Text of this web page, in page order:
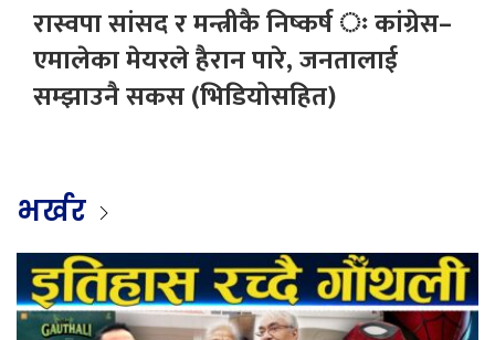
रास्वपा सांसद र मन्त्रीकै निष्कर्ष ः कांग्रेस–
एमालेका मेयरले हैरान पारे, जनतालाई
सम्झाउनै सकस (भिडियोसहित)
भर्खर